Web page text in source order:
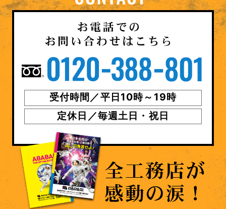
受付時間／平日10時～19時
定休日／毎週土日・祝日